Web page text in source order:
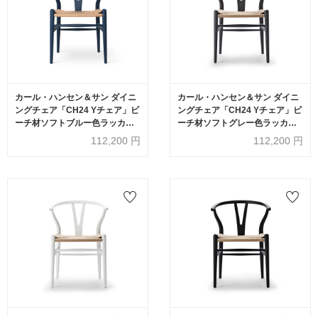
カール・ハンセン＆サン ダイニ
ングチェア「CH24 Yチェア」ビ
ーチ材ソフトブルー色ラッカー
112,200 円
カール・ハンセン＆サン ダイニ
ングチェア「CH24 Yチェア」ビ
ーチ材ソフトグレー色ラッカー
112,200 円